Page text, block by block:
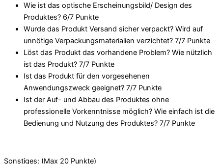
Wie ist das optische Erscheinungsbild/ Design des
Produktes? 6/7 Punkte
Wurde das Produkt Versand sicher verpackt? Wird auf
unnötige Verpackungsmaterialien verzichtet? 7/7 Punkte
Löst das Produkt das vorhandene Problem? Wie nützlich
ist das Produkt? 7/7 Punkte
Ist das Produkt für den vorgesehenen
Anwendungszweck geeignet? 7/7 Punkte
Ist der Auf- und Abbau des Produktes ohne
professionelle Vorkenntnisse möglich? Wie einfach ist die
Bedienung und Nutzung des Produktes? 7/7 Punkte
Sonstiges: (Max 20 Punkte)